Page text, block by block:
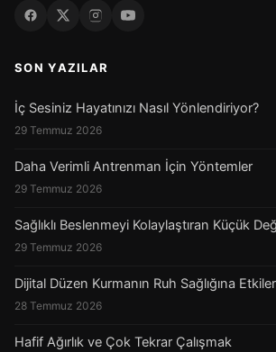
SON YAZILAR
İç Sesiniz Hayatınızı Nasıl Yönlendiriyor?
29 Temmuz 2026
Daha Verimli Antrenman İçin Yöntemler
29 Temmuz 2026
Sağlıklı Beslenmeyi Kolaylaştıran Küçük
29 Temmuz 2026
Dijital Düzen Kurmanın Ruh Sağlığına
28 Temmuz 2026
Hafif Ağırlık ve Çok Tekrar Çalışmak